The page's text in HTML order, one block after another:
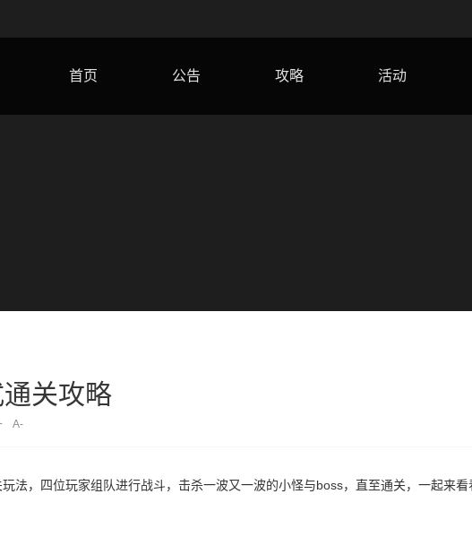
首页 公告 攻略 活动
关攻略
A-
，四位玩家组队进行战斗，击杀一波又一波的小怪与boss，直至通关，一起来看